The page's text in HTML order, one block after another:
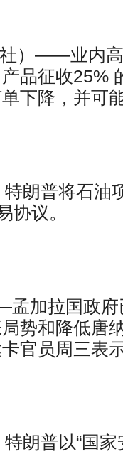
）——业内
品征收25%
下降，并可能
朗普将石油
协议。
加拉国政府
势和降低唐
官员周三表示
朗普以“国家